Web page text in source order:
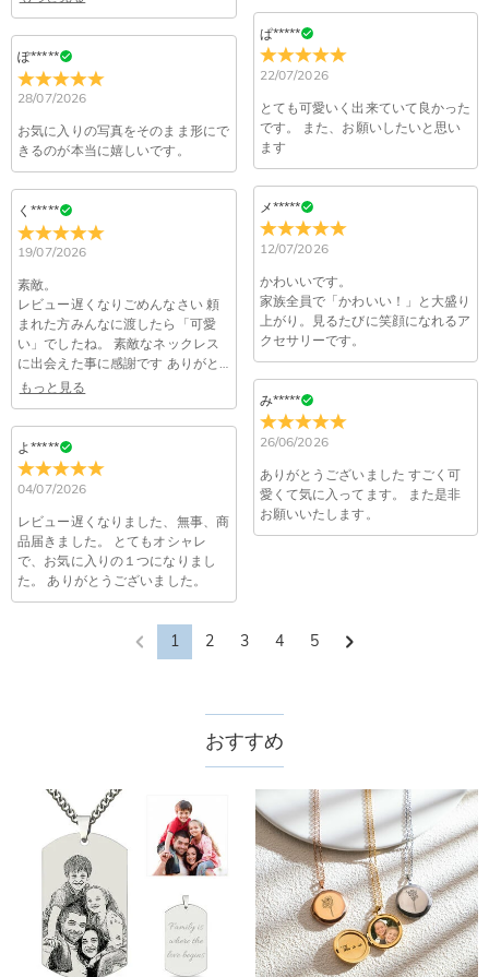
がございましたら、是非お願いした
いと思っております。
ぽ*****
28/07/2026
お気に入りの写真をそのまま形にで
きるのが本当に嬉しいです。
く*****
19/07/2026
素敵。
レビュー遅くなりごめんなさい 頼
まれた方みんなに渡したら「可愛
い」でしたね。 素敵なネックレス
に出会えた事に感謝です ありがと
うございました
もっと見る
よ*****
04/07/2026
レビュー遅くなりました、無事、商
品届きました。 とてもオシャレ
で、お気に入りの１つになりまし
た。 ありがとうございました。
ぱ*****
22/07/2026
とても可愛いく出来ていて良かった
です。 また、お願いしたいと思い
ます
メ*****
12/07/2026
かわいいです。
家族全員で「かわいい！」と大盛り
上がり。見るたびに笑顔になれるア
クセサリーです。
み*****
26/06/2026
ありがとうございました すごく可
愛くて気に入ってます。 また是非
お願いいたします。
1 2 3 4 5
4,680円になります。ご注文金額が25,200以上なら速達配送も
無料となります。（一部離島や遠方へご発送の場合、中継料が
別途加算されます。）
納期=製作作業時間+配送時間 受注製作品のため、ご入金を確
認してから制作となります。大量生産品ではなく、一つ一つ手
でお作りしており、予定作業時間は商品ページに記載しており
ます。そしてご購入の際にお選び頂いた「配送方法」の選択に
よって、お届け日数が異なります。詳細は配送についてまでご
確認ください。.
商品に納品書などの明細書は同梱されますか？
ご注文の納品書・領収書といった明細書は商品に同梱しており
ません。領収書発行をご希望の場合は、ご注文明細をメールに
てご確認ください。
商品を海外へ直接発送することは可能でしょうか。
はい、対応可能です。海外配送をご希望の場合は、カスタマー
サポートまで詳しい海外配送先情報をお送りください。配送先
の国・地域によって送料が異なります。また、海外配送の際は
受取人様に関税が発生する場合がございます。
返品・交換はできますか？
お客様が商品受け取り後、60日以内の未使用品の返品は可能で
す。受注生産品のため、返品は50%の返品手数料(材料費)が発
生致します。詳細は
キャンセル/返品について
さい。.
注文＆支払いについて
注文後に注文の内容を変更できますか？
もし注文確認メールをご確認後、注文内容に間違いでもありま
したら、至急カスタマーサポート【Eメール：
service@drawelry.jp】までご連絡ください。ご連絡頂く時に注
文番号もお送りください。
Drawelryからのメールが届きません。
Drawelryからのメールが届いていない場合、次の可能性が考え
られます。原因①迷惑メールフォルダに移動されている。解決
策：迷惑メールフォルダに届いているDrawelryからのメールを
迷惑メールでないよう操作して、service@drawelry.jp からの
メールが正しく届くように、迷惑メールフィルターの設定を変
更してください。原因②通信状態などによりメールの到着が遅
れている。解決策：数時間たっても届かない場合は、今後お送
りするメールも遅れる可能性がありますので、別のメールアド
レスからお名前とご住所を記載したメールを
service@drawelry.jp へ送信してください。原因③メールアド
レスの入力に誤りがある。解決策：お名前とご住所を記載した
メールを service@drawelry.jp へ送信してください。
支払方法は何がありますか？
お支払い方法は、クレジットカード、コンビニ前払い、
Paypal、ApplePay、GooglePayからお選びいただけます。
コンビニ前払いのお支払い期限はいつまででしょう
か
コンビニ前払いのお支払い期限はご注文から 6 日間となりま
す。
支払い情報は保護されますか？
お支払い情報は高度なセキュリティで保護されております。お
客様のお支払い情報は当社のサーバーに一切保存されません。
Paypal又はクレジットカート発行会社によって処理されます。
個人情報は保護されますか？
当社では、個人情報保護を目的としたコンプライアンスに則
り、プライバシーポリシーを定めています。お客様に安心かつ
安全にご利用いただけるよう最善の注意を払い、個人情報を厳
重に取り扱っています。 詳細は
おすすめ